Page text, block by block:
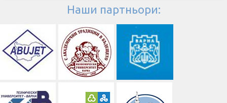
Наши партньори: